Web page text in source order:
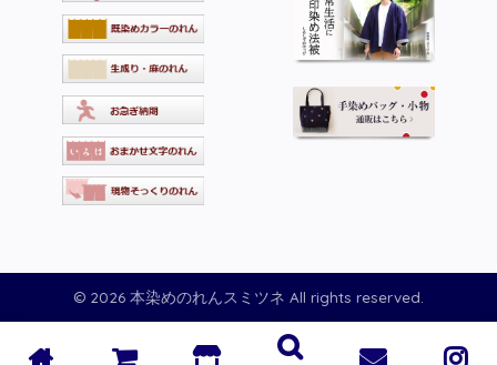
© 2026 本染めのれんスミツネ All rights reserved.